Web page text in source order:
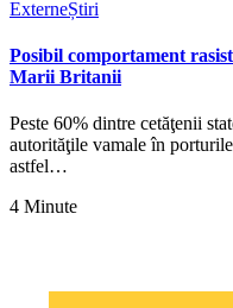
ExterneȘtiri
Posibil comportament
Marii Britanii
Peste 60% dintre cetăţenii
autorităţile vamale în
astfel…
4 Minute